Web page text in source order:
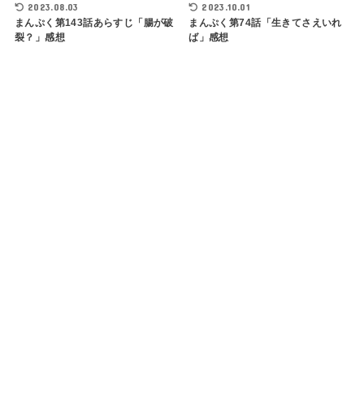
2023.08.03
まんぷく第143話あらすじ「腸が破
裂？」感想
2023.10.01
まんぷく第74話「生きてさえいれ
ば」感想